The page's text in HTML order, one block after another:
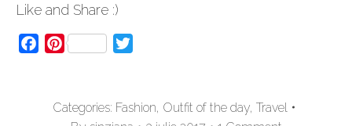
Like and Share :)
FacebookPinterest
Categories: Fashion, Outfit of the day, Travel